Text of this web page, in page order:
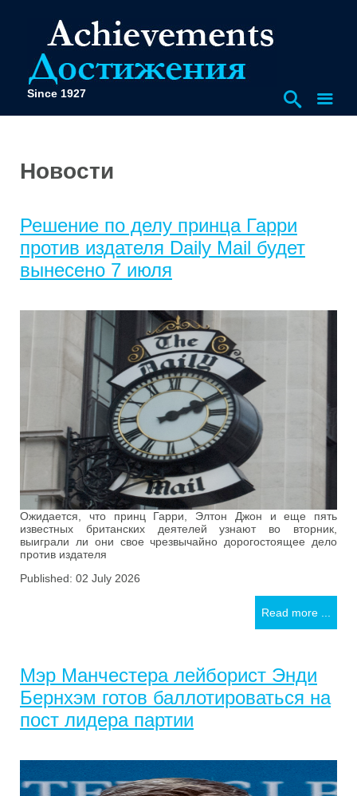
Since 1927
Новости
Решение по делу принца Гарри
против издателя Daily Mail будет
вынесено 7 июля
Ожидается, что принц Гарри, Элтон Джон и еще пять
известных британских деятелей узнают во вторник,
выиграли ли они свое чрезвычайно дорогостоящее дело
против издателя
Published: 02 July 2026
Read more ...
Мэр Манчестера лейборист Энди
Бернхэм готов баллотироваться на
пост лидера партии